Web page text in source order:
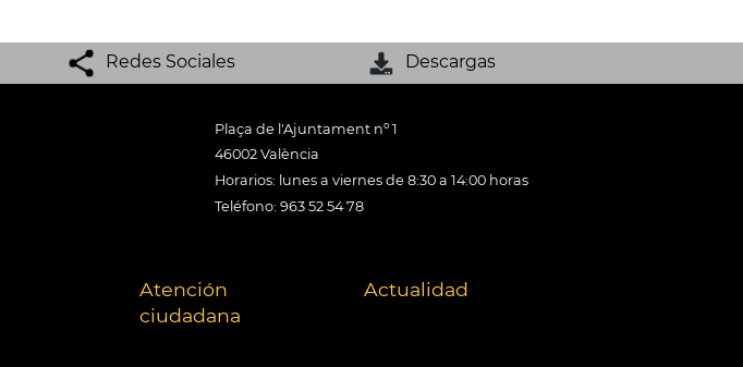
Redes Sociales Descargas
Plaça de l'Ajuntament nº 1
46002 València
Horarios: lunes a viernes de 8:30 a 14:00 horas
Teléfono: 963 52 54 78
Atención
ciudadana
Actualidad